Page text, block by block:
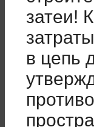
затеи!
в цепь